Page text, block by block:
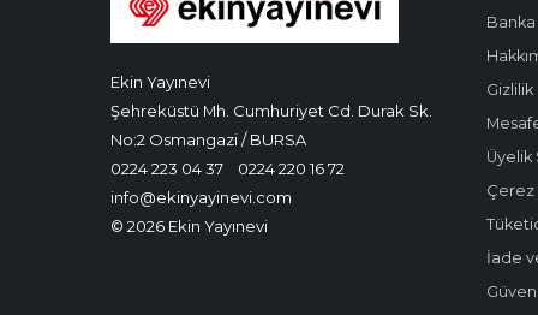
Ekin Yayınevi
Şehreküstü Mh. Cumhuriyet Cd. Durak Sk.
No:2 Osmangazi / BURSA
0224 223 04 37
0224 220 16 72
info@ekinyayinevi.com
© 2026 Ekin Yayınevi
Banka
Gizlilik
Üyelik
Çerez
İade